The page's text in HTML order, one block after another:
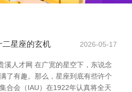
二星座的玄机 2026-05-17
溪人才网 在广宽的星空下，东说念
了有趣。那么，星座到底有些许个
合会（IAU）在1922年认真将全天